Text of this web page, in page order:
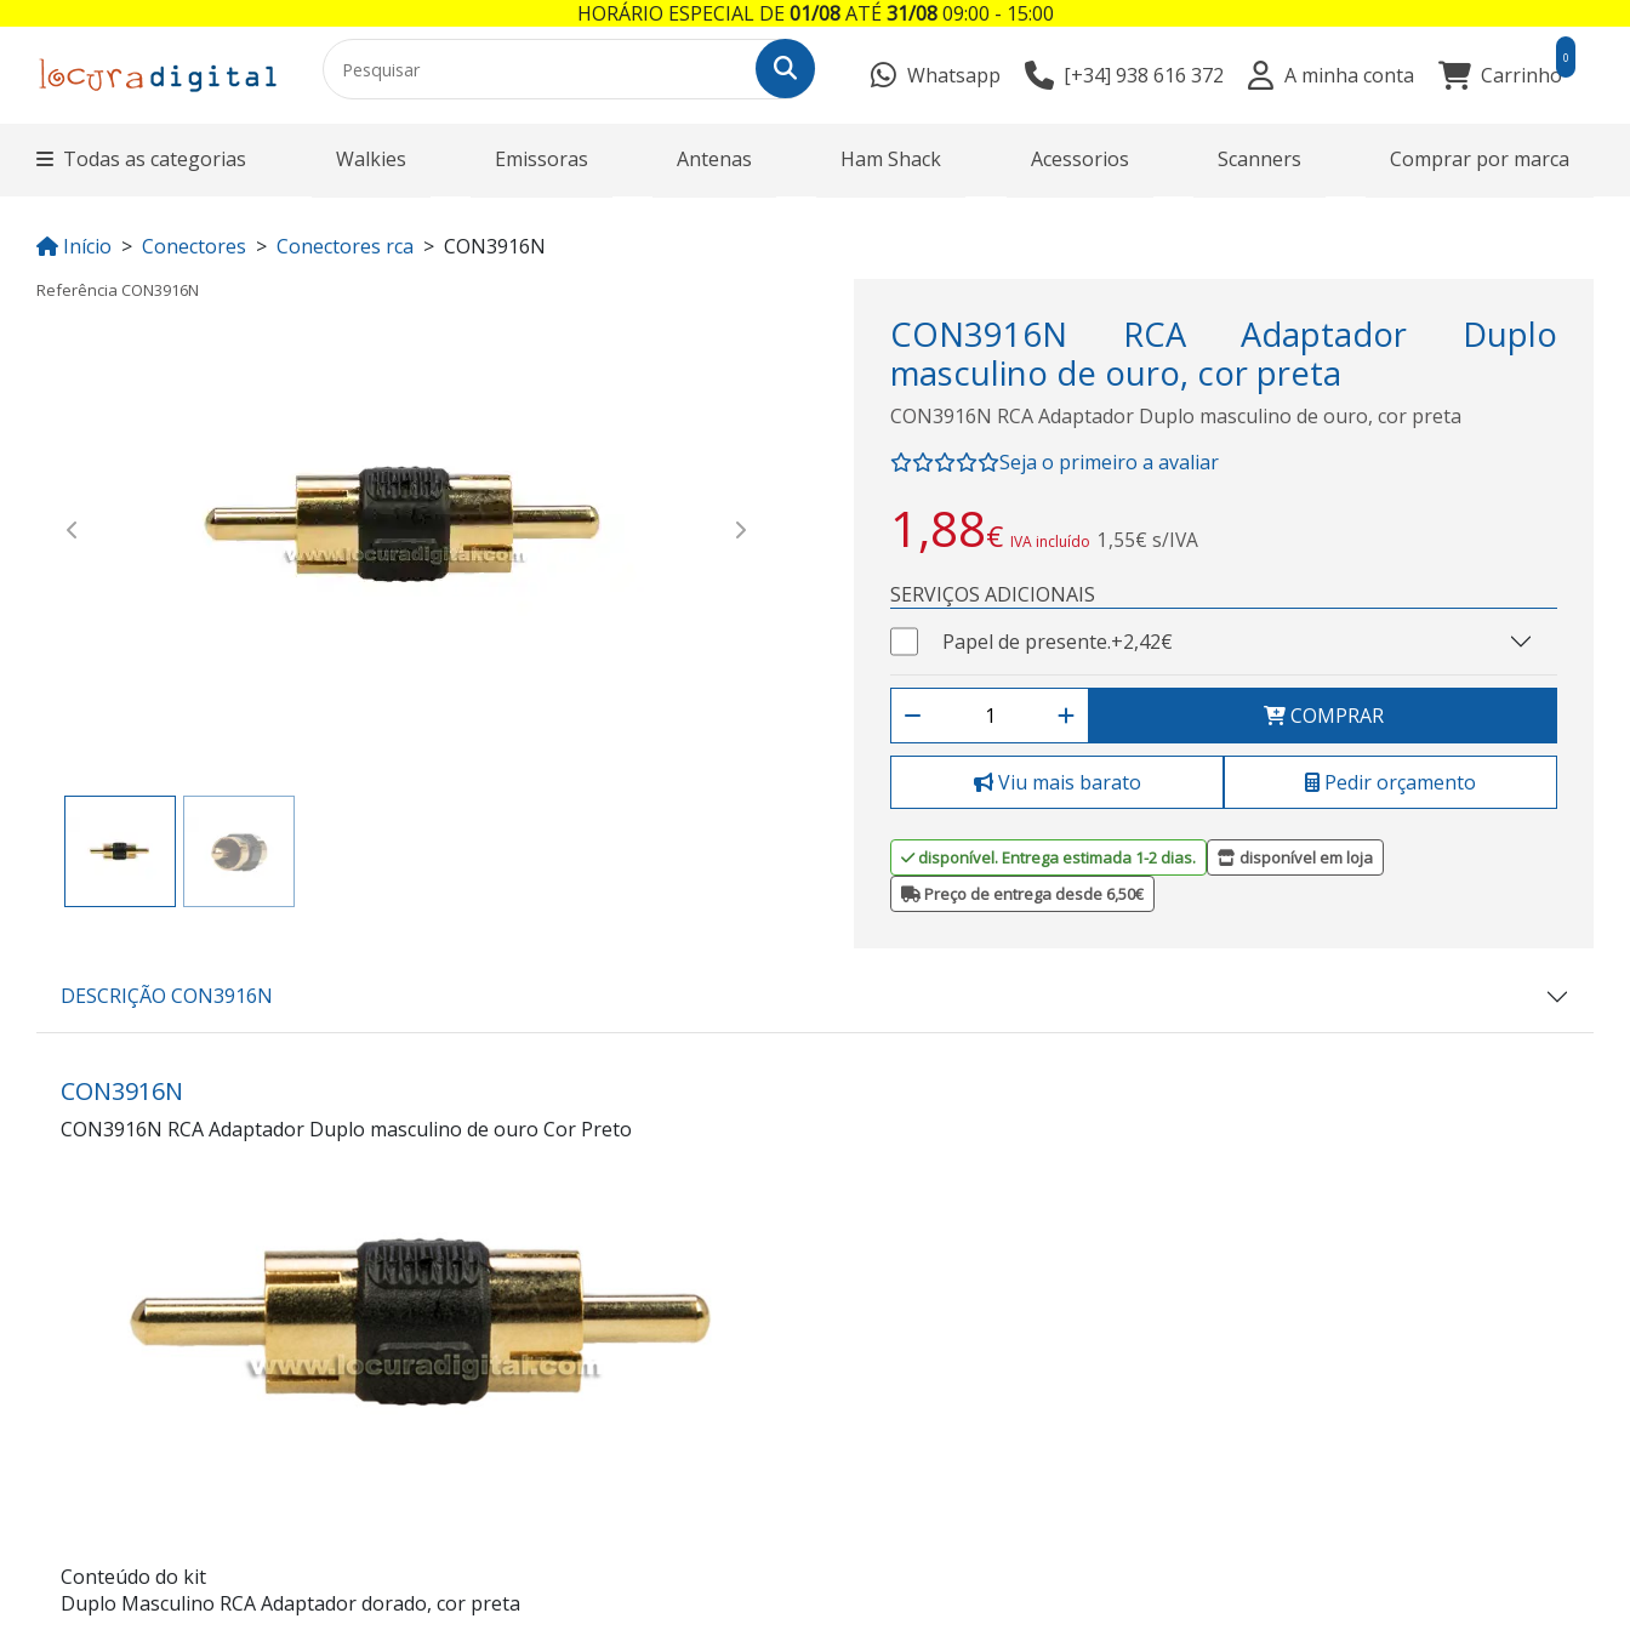
Whatsapp [+34] 938 616 372 A minha conta Carrinho
0
Todas as categorias Walkies Emissoras Antenas Ham Shack Acessorios Scanners Comprar por marca
Início Conectores Conectores rca CON3916N
Referência CON3916N
Previous Next
CON3916N RCA Adaptador Duplo
masculino de ouro, cor preta
CON3916N RCA Adaptador Duplo masculino de ouro, cor preta
Seja o primeiro a avaliar
1,88€ IVA incluído 1,55€ s/IVA
SERVIÇOS ADICIONAIS
Papel de presente.+2,42€
COMPRAR
Viu mais barato Pedir orçamento
disponível. Entrega estimada 1-2 dias.
disponível em loja
Preço de entrega desde 6,50€
DESCRIÇÃO CON3916N
CON3916N
CON3916N RCA Adaptador Duplo masculino de ouro Cor Preto
Conteúdo do kit
Duplo Masculino RCA Adaptador dorado, cor preta
HORÁRIO ESPECIAL DE01/08ATÉ31/0809:00 - 15:00